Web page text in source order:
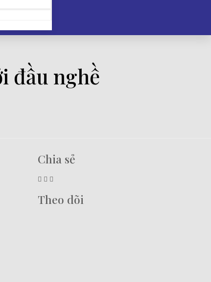
đầu nghề
Chia sẻ
Theo dõi